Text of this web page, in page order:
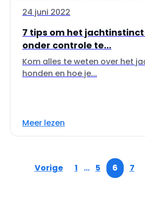
24 juni 2022
7 tips om het
onder controle te...
Kom alles te weten over het
honden en hoe je...
Meer lezen
Vorige 1 … 5 6 7